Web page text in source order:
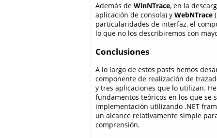
Además de WinNTrace, en la
aplicación de consola) y WebNTrace
particularidades de interfaz, el
lo que no los describiremos con
Conclusiones
A lo largo de estos posts hemos
componente de realización de
y tres aplicaciones que lo utilizan.
fundamentos teóricos en los que se
implementación utilizando .NET
un alcance relativamente simple
comprensión.